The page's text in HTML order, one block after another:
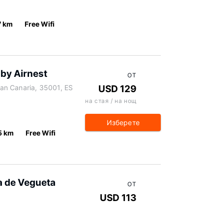
km Free Wifi
Airnest
Canaria, 35001, ES
km Free Wifi
ОТ
USD 129
на стая / на нощ
Изберете
de Vegueta ОТ
USD 113